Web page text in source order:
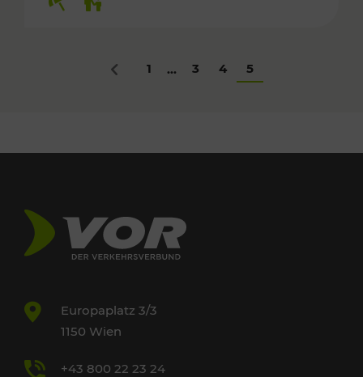
Zurück
1 ... 3 4 5
Europaplatz 3/3
1150 Wien
+43 800 22 23 24